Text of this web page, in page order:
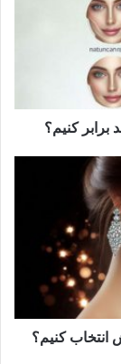
برابر کنیم؟
کنیم؟